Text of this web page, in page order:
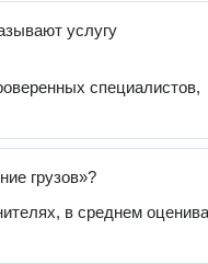
услугу
специалистов,
грузов»?
в среднем